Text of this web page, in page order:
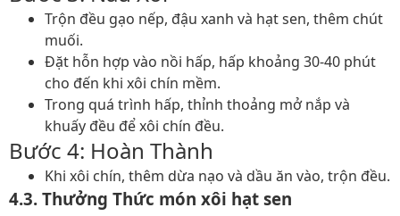
Trộn đều gạo nếp, đậu xanh và hạt sen, thêm chút
muối.
Đặt hỗn hợp vào nồi hấp, hấp khoảng 30-40 phút
cho đến khi xôi chín mềm.
Trong quá trình hấp, thỉnh thoảng mở nắp và
khuấy đều để xôi chín đều.
Bước 4: Hoàn Thành
Khi xôi chín, thêm dừa nạo và dầu ăn vào, trộn đều.
4.3. Thưởng Thức món xôi hạt sen